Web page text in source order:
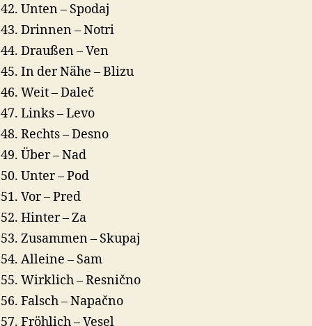
Unten – Spodaj
Drinnen – Notri
Draußen – Ven
In der Nähe – Blizu
Weit – Daleč
Links – Levo
Rechts – Desno
Über – Nad
Unter – Pod
Vor – Pred
Hinter – Za
Zusammen – Skupaj
Alleine – Sam
Wirklich – Resnično
Falsch – Napačno
Fröhlich – Vesel